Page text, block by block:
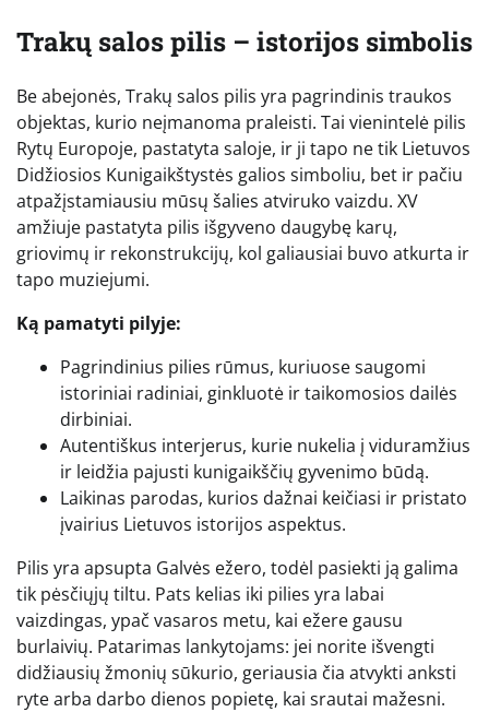
Trakų salos pilis – istorijos simbolis
Be abejonės, Trakų salos pilis yra pagrindinis traukos
objektas, kurio neįmanoma praleisti. Tai vienintelė pilis
Rytų Europoje, pastatyta saloje, ir ji tapo ne tik Lietuvos
Didžiosios Kunigaikštystės galios simboliu, bet ir pačiu
atpažįstamiausiu mūsų šalies atviruko vaizdu. XV
amžiuje pastatyta pilis išgyveno daugybę karų,
griovimų ir rekonstrukcijų, kol galiausiai buvo atkurta ir
tapo muziejumi.
Ką pamatyti pilyje:
Pagrindinius pilies rūmus, kuriuose saugomi
istoriniai radiniai, ginkluotė ir taikomosios dailės
dirbiniai.
Autentiškus interjerus, kurie nukelia į viduramžius
ir leidžia pajusti kunigaikščių gyvenimo būdą.
Laikinas parodas, kurios dažnai keičiasi ir pristato
įvairius Lietuvos istorijos aspektus.
Pilis yra apsupta Galvės ežero, todėl pasiekti ją galima
tik pėsčiųjų tiltu. Pats kelias iki pilies yra labai
vaizdingas, ypač vasaros metu, kai ežere gausu
burlaivių. Patarimas lankytojams: jei norite išvengti
didžiausių žmonių sūkurio, geriausia čia atvykti anksti
ryte arba darbo dienos popietę, kai srautai mažesni.